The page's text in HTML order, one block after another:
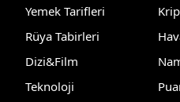
Bayburt
Kırıkkale
Yemek Tarifleri
Rüya Tabirleri
Dizi&Film
Teknoloji